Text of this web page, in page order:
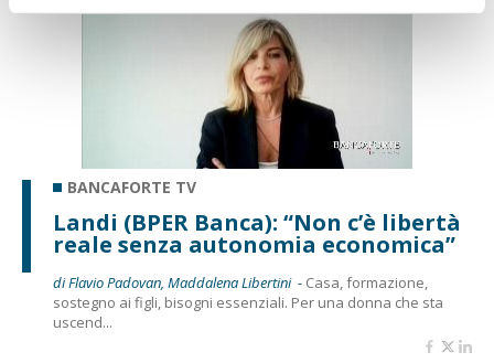
BANCAFORTE TV
Landi (BPER Banca): “Non c’è libertà
reale senza autonomia economica”
di Flavio Padovan, Maddalena Libertini - Casa, formazione,
sostegno ai figli, bisogni essenziali. Per una donna che sta
uscend...